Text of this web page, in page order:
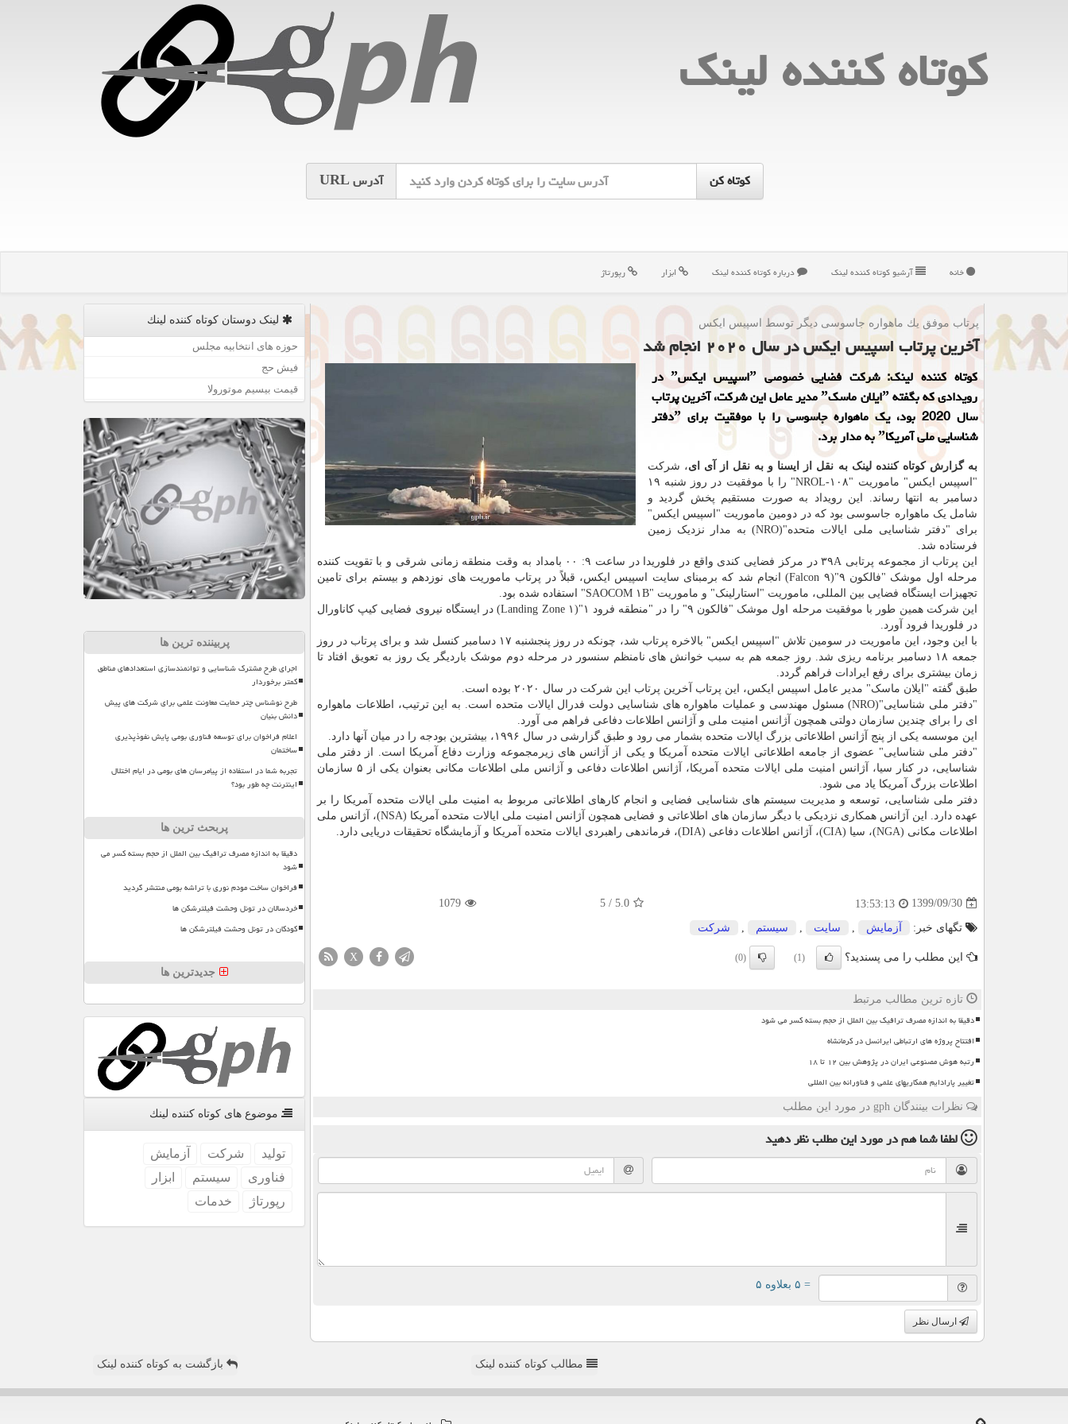
كوتاه كننده لینك
آدرسURL
خانه آرشیو كوتاه كننده لینك درباره كوتاه كننده لینك ابزار رپورتاژ
پرتاب موفق یك ماهواره جاسوسی دیگر توسط اسپیس ایكس
آخرین پرتاب اسپیس ایكس در سال ۲۰۲۰ انجام شد
کوتاه کننده لینک: شرکت فضایی خصوصی ˮاسپیس ایکسˮ در
رویدادی که بگفته ˮایلان ماسکˮ مدیر عامل این شرکت، آخرین پرتاب
سال 2020 بود، یک ماهواره جاسوسی را با موفقیت برای ˮدفتر
شناسایی ملی آمریکاˮ به مدار برد.
به گزارش کوتاه کننده لینک به نقل از ایسنا و به نقل از آی ای، شرکت
"اسپیس ایکس" ماموریت "NROL-۱۰۸" را با موفقیت در روز شنبه ۱۹
دسامبر به انتها رساند. این رویداد به صورت مستقیم پخش گردید و
شامل یک ماهواره جاسوسی بود که در دومین ماموریت "اسپیس ایکس"
برای "دفتر شناسایی ملی ایالات متحده"(NRO) به مدار نزدیک زمین
فرستاده شد.
این پرتاب از مجموعه پرتابی ۳۹A در مرکز فضایی کندی واقع در فلوریدا در ساعت ۹: ۰۰ بامداد به وقت منطقه زمانی شرقی و با تقویت کننده
مرحله اول موشک "فالکون ۹"(Falcon ۹) انجام شد که برمبنای سایت اسپیس ایکس، قبلاً در پرتاب ماموریت های نوزدهم و بیستم برای تامین
تجهیزات ایستگاه فضایی بین المللی، ماموریت "استارلینک" و ماموریت "SAOCOM ۱B" استفاده شده بود.
این شرکت همین طور با موفقیت مرحله اول موشک "فالکون ۹" را در "منطقه فرود ۱"(Landing Zone ۱) در ایستگاه نیروی فضایی کیپ کاناورال
در فلوریدا فرود آورد.
با این وجود، این ماموریت در سومین تلاش "اسپیس ایکس" بالاخره پرتاب شد، چونکه در روز پنجشنبه ۱۷ دسامبر کنسل شد و برای پرتاب در روز
جمعه ۱۸ دسامبر برنامه ریزی شد. روز جمعه هم به سبب خوانش های نامنظم سنسور در مرحله دوم موشک باردیگر یک روز به تعویق افتاد تا
زمان بیشتری برای رفع ایرادات فراهم گردد.
طبق گفته "ایلان ماسک" مدیر عامل اسپیس ایکس، این پرتاب آخرین پرتاب این شرکت در سال ۲۰۲۰ بوده است.
"دفتر ملی شناسایی"(NRO) مسئول مهندسی و عملیات ماهواره های شناسایی دولت فدرال ایالات متحده است. به این ترتیب، اطلاعات ماهواره
ای را برای چندین سازمان دولتی همچون آژانس امنیت ملی و آژانس اطلاعات دفاعی فراهم می آورد.
این موسسه یکی از پنج آژانس اطلاعاتی بزرگ ایالات متحده بشمار می رود و طبق گزارشی در سال ۱۹۹۶، بیشترین بودجه را در میان آنها دارد.
"دفتر ملی شناسایی" عضوی از جامعه اطلاعاتی ایالات متحده آمریکا و یکی از آژانس های زیرمجموعه وزارت دفاع آمریکا است. از دفتر ملی
شناسایی، در کنار سیا، آژانس امنیت ملی ایالات متحده آمریکا، آژانس اطلاعات دفاعی و آژانس ملی اطلاعات مکانی بعنوان یکی از ۵ سازمان
اطلاعات بزرگ آمریکا یاد می شود.
دفتر ملی شناسایی، توسعه و مدیریت سیستم های شناسایی فضایی و انجام کارهای اطلاعاتی مربوط به امنیت ملی ایالات متحده آمریکا را بر
عهده دارد. این آژانس همکاری نزدیکی با دیگر سازمان های اطلاعاتی و فضایی همچون آژانس امنیت ملی ایالات متحده آمریکا (NSA)، آژانس ملی
اطلاعات مکانی (NGA)، سیا (CIA)، آژانس اطلاعات دفاعی (DIA)، فرماندهی راهبردی ایالات متحده آمریکا و آزمایشگاه تحقیقات دریایی دارد.
1399/09/30
13:53:13
5.0
/
5
1079
تگهای خبر: آزمایش سایت سیستم شركت
این مطلب را می پسندید؟ (1)
(0)
X
تازه ترین مطالب مرتبط
دقیقا به اندازه مصرف ترافیک بین الملل از حجم بسته کسر می شود
افتتاح پروژه های ارتباطی ایرانسل در کرمانشاه
رتبه هوش مصنوعی ایران در پژوهش بین ۱۲ تا ۱۸
تغییر پارادایم همکاریهای علمی و فناورانه بین المللی
نظرات بینندگان gph در مورد این مطلب
لطفا شما همدر مورد این مطلبنظر دهید
= ۵ بعلاوه ۵
ارسال نظر
لینک دوستان كوتاه كننده لینك
حوزه های انتخابیه مجلس
فیش حج
قیمت بیسیم موتورولا
پربیننده ترین ها
اجرای طرح مشترک شناسایی و توانمندسازی استعدادهای مناطق
کمتر برخوردار
طرح نوشناس چتر حمایت معاونت علمی برای شرکت های پیش
دانش بنیان
اعلام فراخوان برای توسعه فناوری بومی پایش نفوذپذیری
ساختمان
تجربه شما در استفاده از پیامرسان های بومی در ایام اختلال
اینترنت چه طور بود؟
پربحث ترین ها
دقیقا به اندازه مصرف ترافیک بین الملل از حجم بسته کسر می
شود
فراخوان ساخت مودم نوری با تراشه بومی منتشر گردید
خردسالان در تونل وحشت فیلترشکن ها
کودکان در تونل وحشت فیلترشکن ها
جدیدترین ها
موضوع های كوتاه كننده لینك
تولید شركت
آزمایش
فناوری
سیستم
ابزار
رپورتاژ
خدمات
مطالب کوتاه کننده لینک بازگشت به کوتاه کننده لینک